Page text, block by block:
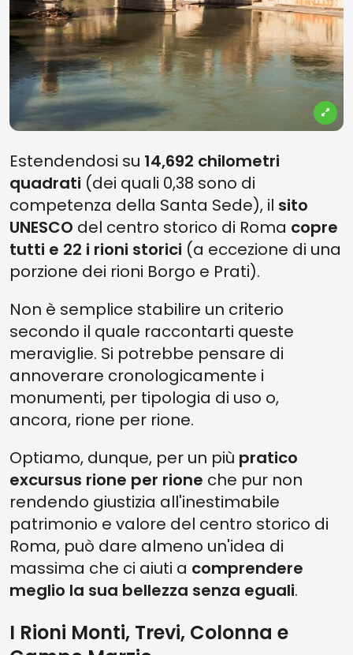
Estendendosi su 14,692 chilometri
quadrati (dei quali 0,38 sono di
competenza della Santa Sede), il sito
UNESCO del centro storico di Roma copre
tutti e 22 i rioni storici (a eccezione di una
porzione dei rioni Borgo e Prati).
Non è semplice stabilire un criterio
secondo il quale raccontarti queste
meraviglie. Si potrebbe pensare di
annoverare cronologicamente i
monumenti, per tipologia di uso o,
ancora, rione per rione.
Optiamo, dunque, per un più pratico
excursus rione per rione che pur non
rendendo giustizia all'inestimabile
patrimonio e valore del centro storico di
Roma, può dare almeno un'idea di
massima che ci aiuti a comprendere
meglio la sua bellezza senza eguali.
I Rioni Monti, Trevi, Colonna e